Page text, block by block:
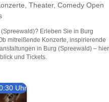
Theater, Comedy Open
Erleben Sie in Burg
mitreißende Konzerte, inspirierende
in Burg (Spreewald) – hier
und Tickets.
Uhr